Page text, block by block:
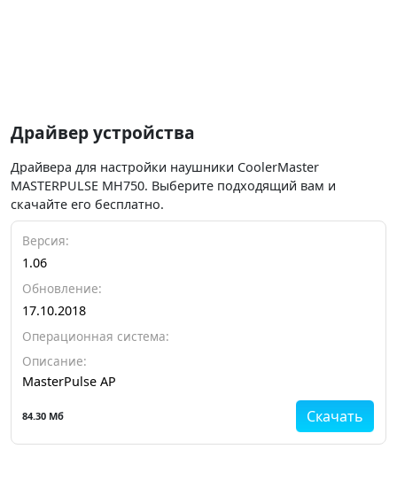
Драйвер устройства
Драйвера для настройки наушники CoolerMaster
MASTERPULSE MH750. Выберите подходящий вам и
скачайте его бесплатно.
Версия:
1.06
Обновление:
17.10.2018
Операционная система:
Описание:
MasterPulse AP
Скачать
84.30 Мб